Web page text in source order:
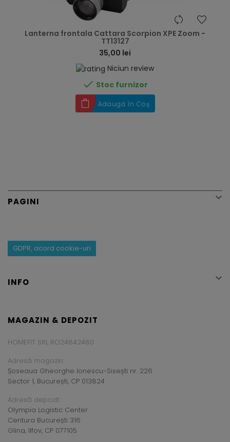
Lanterna frontala Cattara Scorpion XPE Zoom -
TT13127
35,00 lei
Niciun review
 Stoc furnizor
Adaugă în Coș
PAGINI 
GDPR, acord cookie-uri
INFO 
MAGAZIN & DEPOZIT
HOMEFIT SRL RO24842480
Adresă magazin:
Șoseaua Gheorghe Ionescu-Sisești nr. 226
Sector 1, București, CP 013824
Adresă depozit:
Olympia Logistic Center
Centura București 316
Glina, Ilfov, CP 077105